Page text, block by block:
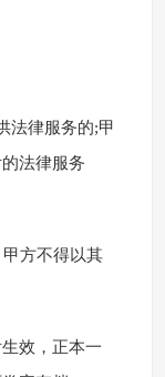
法律服务的;甲
法律服务
方不得以其
效，正本一